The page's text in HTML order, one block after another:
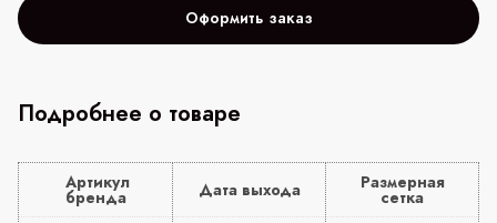
Оформить заказ
Подробнее о товаре
Артикул
бренда Дата выхода Размерная
сетка